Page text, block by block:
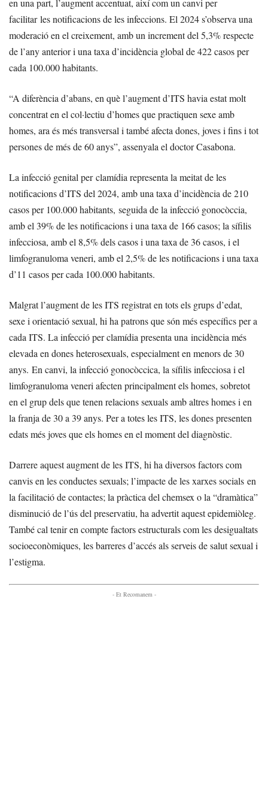
facilitar les notificacions de les infeccions. El 2024 s’observa una
moderació en el creixement, amb un increment del 5,3% respecte
de l’any anterior i una taxa d’incidència global de 422 casos per
cada 100.000 habitants.
“A diferència d’abans, en què l’augment d’ITS havia estat molt
concentrat en el col·lectiu d’homes que practiquen sexe amb
homes, ara és més transversal i també afecta dones, joves i fins i tot
persones de més de 60 anys”, assenyala el doctor Casabona.
La infecció genital per clamídia representa la meitat de les
notificacions d’ITS del 2024, amb una taxa d’incidència de 210
casos per 100.000 habitants, seguida de la infecció gonocòccia,
amb el 39% de les notificacions i una taxa de 166 casos; la sífilis
infecciosa, amb el 8,5% dels casos i una taxa de 36 casos, i el
limfogranuloma veneri, amb el 2,5% de les notificacions i una taxa
d’11 casos per cada 100.000 habitants.
Malgrat l’augment de les ITS registrat en tots els grups d’edat,
sexe i orientació sexual, hi ha patrons que són més específics per a
cada ITS. La infecció per clamídia presenta una incidència més
elevada en dones heterosexuals, especialment en menors de 30
anys. En canvi, la infecció gonocòccica, la sífilis infecciosa i el
limfogranuloma veneri afecten principalment els homes, sobretot
en el grup dels que tenen relacions sexuals amb altres homes i en
la franja de 30 a 39 anys. Per a totes les ITS, les dones presenten
edats més joves que els homes en el moment del diagnòstic.
Darrere aquest augment de les ITS, hi ha diversos factors com
canvis en les conductes sexuals; l’impacte de les xarxes socials en
la facilitació de contactes; la pràctica del chemsex o la “dramàtica”
disminució de l’ús del preservatiu, ha advertit aquest epidemiòleg.
També cal tenir en compte factors estructurals com les desigualtats
socioeconòmiques, les barreres d’accés als serveis de salut sexual i
l’estigma.
- Et Recomanem -